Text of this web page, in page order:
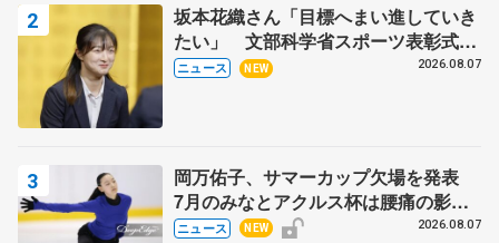
坂本花織さん「目標へまい進していき
たい」 文部科学省スポーツ表彰式で
代表謝辞
ニュース NEW 2026.08.07
岡万佑子、サマーカップ欠場を発表
7月のみなとアクルス杯は腰痛の影響
で
ニュース NEW 2026.08.07